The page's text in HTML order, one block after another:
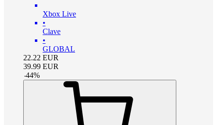
Xbox Live
•
Clave
•
GLOBAL
22.22 EUR
39.99 EUR
-44%